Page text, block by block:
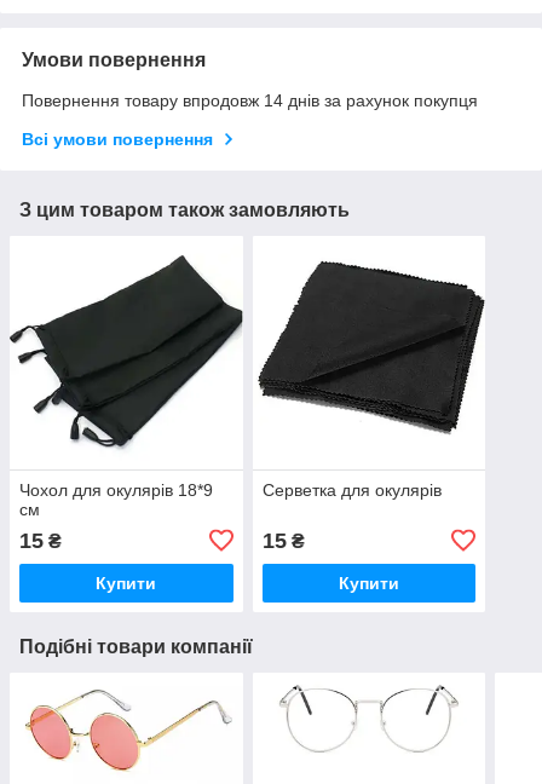
Умови повернення
Повернення товару впродовж 14 днів за рахунок покупця
Всі умови повернення
З цим товаром також замовляють
Чохол для окулярів 18*9
см
15 ₴
Купити
Серветка для окулярів
15₴
Купити
Подібні товари компанії